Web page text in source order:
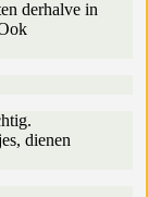
derhalve in
dienen